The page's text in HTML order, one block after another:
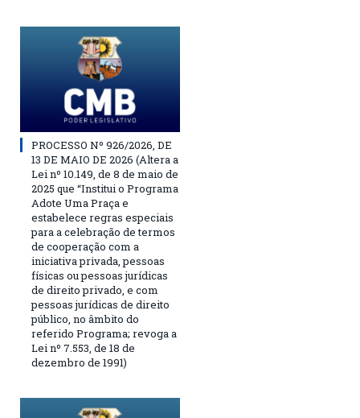
PROCESSO Nº 926/2026, DE
13 DE MAIO DE 2026 (Altera a
Lei nº 10.149, de 8 de maio de
2025 que “Institui o Programa
Adote Uma Praça e
estabelece regras especiais
para a celebração de termos
de cooperação com a
iniciativa privada, pessoas
físicas ou pessoas jurídicas
de direito privado, e com
pessoas jurídicas de direito
público, no âmbito do
referido Programa; revoga a
Lei nº 7.553, de 18 de
dezembro de 1991)